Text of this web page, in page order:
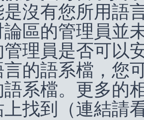
是沒有您所用語
論區的管理員並
理員是否可以
言的語系檔，您
語系檔。更多的
上找到（連結請